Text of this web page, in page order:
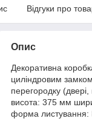
Відгуки про
Опис
Декоративна
циліндровим
перегородку (двері,
висота: 375 мм
форма листування: